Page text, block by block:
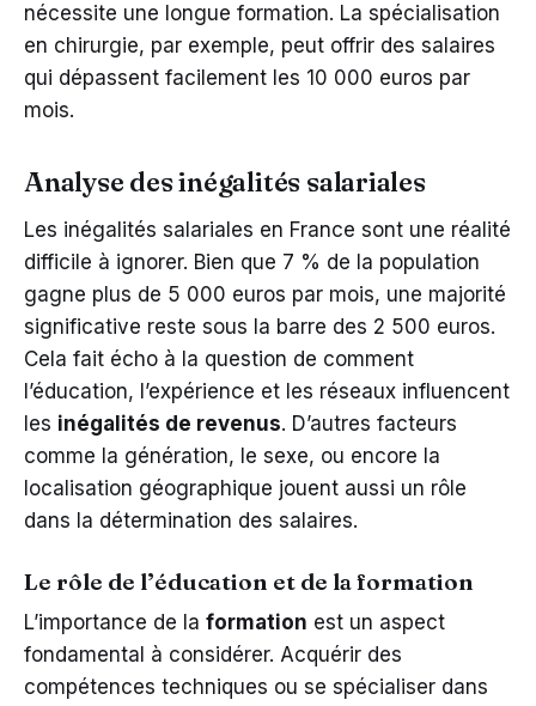
nécessite une longue formation. La spécialisation
en chirurgie, par exemple, peut offrir des salaires
qui dépassent facilement les 10 000 euros par
mois.
Analyse des inégalités salariales
Les inégalités salariales en France sont une réalité
difficile à ignorer. Bien que 7 % de la population
gagne plus de 5 000 euros par mois, une majorité
significative reste sous la barre des 2 500 euros.
Cela fait écho à la question de comment
l’éducation, l’expérience et les réseaux influencent
les inégalités de revenus. D’autres facteurs
comme la génération, le sexe, ou encore la
localisation géographique jouent aussi un rôle
dans la détermination des salaires.
Le rôle de l’éducation et de la formation
L’importance de la formation est un aspect
fondamental à considérer. Acquérir des
compétences techniques ou se spécialiser dans